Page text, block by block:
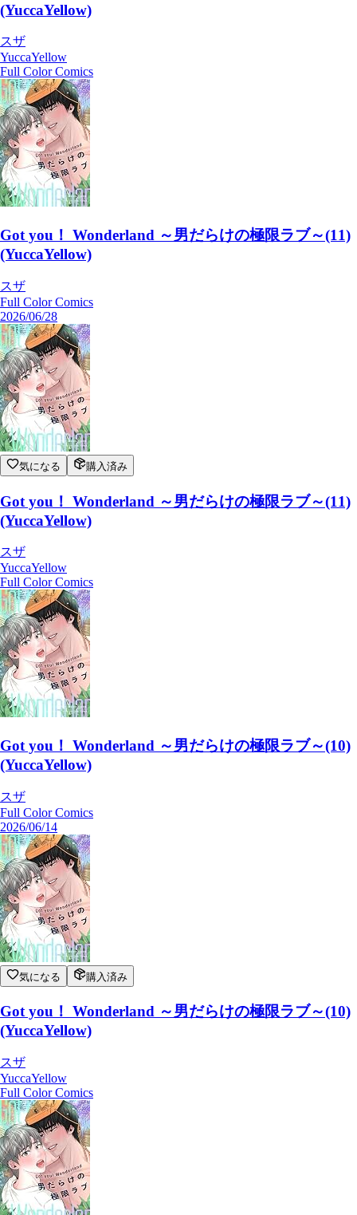
(YuccaYellow)
スザ
YuccaYellow
Full Color Comics
Got you！ Wonderland ～男だらけの極限ラブ～(11)
(YuccaYellow)
スザ
Full Color Comics
2026/06/28
気になる 購入済み
Got you！ Wonderland ～男だらけの極限ラブ～(11)
(YuccaYellow)
スザ
YuccaYellow
Full Color Comics
Got you！ Wonderland ～男だらけの極限ラブ～(10)
(YuccaYellow)
スザ
Full Color Comics
2026/06/14
気になる 購入済み
Got you！ Wonderland ～男だらけの極限ラブ～(10)
(YuccaYellow)
スザ
YuccaYellow
Full Color Comics